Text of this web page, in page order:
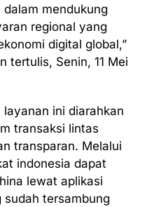
mendukung
regional yang
digital global,”
tertulis, Senin, 11 Mei
ini diarahkan
transaksi lintas
transparan. Melalui
indonesia dapat
lewat aplikasi
sudah tersambung